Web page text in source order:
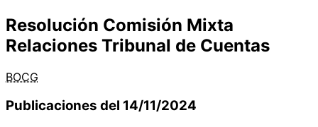
Resolución Comisión Mixta
Relaciones Tribunal de Cuentas
BOCG
Publicaciones del 14/11/2024